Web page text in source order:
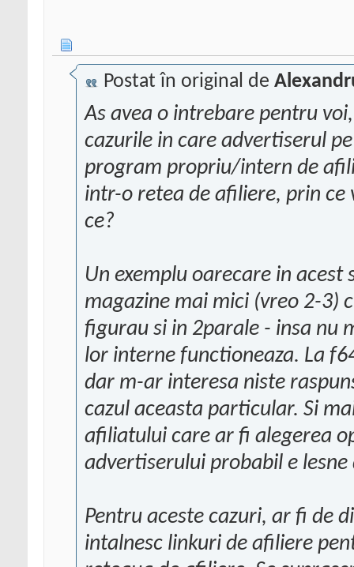
Postat în original de
As avea o intrebare pentru
cazurile in care advertiserul
program propriu/intern de
intr-o retea de afiliere, prin
ce?
Un exemplu oarecare in
magazine mai mici (vreo 2-3)
figurau si in 2parale - insa nu
lor interne functioneaza. La
dar m-ar interesa niste
cazul aceasta particular. Si
afiliatului care ar fi alegerea
advertiserului probabil e
Pentru aceste cazuri, ar fi de
intalnesc linkuri de afiliere